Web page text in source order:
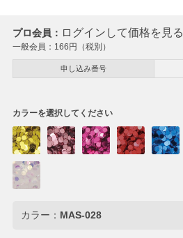
プロ会員： ログインして価格を見る
一般会員： 166円（税別）
申し込み番号
カラーを選択してください
カラー： MAS-028